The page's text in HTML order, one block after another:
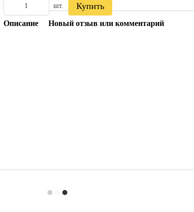
шт. Купить
Описание Новый отзыв или комментарий